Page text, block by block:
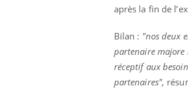
après la fin de
Bilan : "nos deux
partenaire majore
réceptif aux
partenaires",